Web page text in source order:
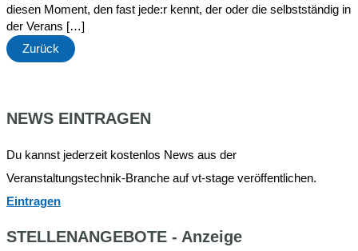
diesen Moment, den fast jede:r kennt, der oder die selbstständig in
der Verans […]
Zurück
NEWS EINTRAGEN
Du kannst jederzeit kostenlos News aus der
Veranstaltungstechnik-Branche auf vt-stage veröffentlichen.
Eintragen
STELLENANGEBOTE - Anzeige